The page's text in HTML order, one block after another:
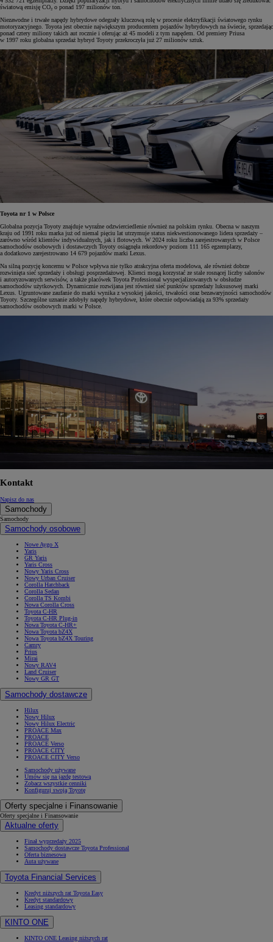
światową emisję CO₂ o ponad 197 milionów ton.
Niezawodne i trwałe napędy hybrydowe odegrały kluczową rolę w procesie elektryfikacji światowego rynku
motoryzacyjnego. Toyota jest obecnie największym producentem pojazdów hybrydowych na świecie, sprzedając
ponad cztery miliony takich aut rocznie i oferując aż 45 modeli z tym napędem. Od premiery Priusa
w 1997 roku globalna sprzedaż hybryd Toyoty przekroczyła już 27 milionów sztuk.
Toyota nr 1 w Polsce
Globalna pozycja Toyoty znajduje wyraźne odzwierciedlenie również na polskim rynku. Obecna w naszym
kraju od 1991 roku marka już od niemal pięciu lat utrzymuje status niekwestionowanego lidera sprzedaży –
zarówno wśród klientów indywidualnych, jak i flotowych. W 2024 roku liczba zarejestrowanych w Polsce
samochodów osobowych i dostawczych Toyoty osiągnęła rekordowy poziom 111 165 egzemplarzy,
a dodatkowo zarejestrowano 14 679 pojazdów marki Lexus.
Na silną pozycję koncernu w Polsce wpływa nie tylko atrakcyjna oferta modelowa, ale również dobrze
rozwinięta sieć sprzedaży i obsługi posprzedażowej. Klienci mogą korzystać ze stale rosnącej liczby salonów
i autoryzowanych serwisów, a także placówek Toyota Professional wyspecjalizowanych w obsłudze
samochodów użytkowych. Dynamicznie rozwijana jest również sieć punktów sprzedaży luksusowej marki
Lexus. Ugruntowane zaufanie do marki wynika z wysokiej jakości, trwałości oraz bezawaryjności samochodów
Toyoty. Szczególne uznanie zdobyły napędy hybrydowe, które obecnie odpowiadają za 93% sprzedaży
samochodów osobowych marki w Polsce.
Kontakt
Napisz do nas
Samochody
Samochody
Samochody osobowe
Nowe Aygo X
Yaris
GR Yaris
Yaris Cross
Nowy Yaris Cross
Nowy Urban Cruiser
Corolla Hatchback
Corolla Sedan
Corolla TS Kombi
Nowa Corolla Cross
Toyota C-HR
Toyota C-HR Plug-in
Nowa Toyota C-HR+
Nowa Toyota bZ4X
Nowa Toyota bZ4X Touring
Camry
Prius
Mirai
Nowy RAV4
Land Cruiser
Nowy GR GT
Samochody dostawcze
Hilux
Nowy Hilux
Nowy Hilux Electric
PROACE Max
PROACE
PROACE Verso
PROACE CITY
PROACE CITY Verso
Samochody używane
Umów się na jazdę testową
Zobacz wszystkie cenniki
Konfiguruj swoją Toyotę
Oferty specjalne i Finansowanie
Oferty specjalne i Finansowanie
Aktualne oferty
Finał wyprzedaży 2025
Samochody dostawcze Toyota Professional
Oferta biznesowa
Auta używane
Toyota Financial Services
Kredyt niższych rat Toyota Easy
Kredyt standardowy
Leasing standardowy
KINTO ONE
KINTO ONE Leasing niższych rat